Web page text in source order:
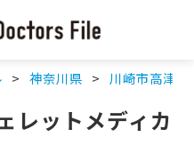
神奈川県 川崎市高津区
レットメディカ